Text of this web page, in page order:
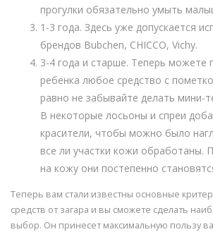
прогулки обязательно умыть
1-3 года. Здесь уже допускается
брендов Bubchen, CHICCO, Vichy.
3-4 года и старше. Теперь можете
ребенка любое средство с
равно не забывайте делать мини-
В некоторые лосьоны и спреи
красители, чтобы можно было
все ли участки кожи обработаны.
на кожу они постепенно
Теперь вам стали известны основные
средств от загара и вы сможете сделать
выбор. Он принесет максимальную пользу